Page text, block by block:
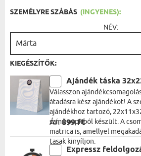
SZEMÉLYRE SZÁBÁS (INGYENES):
NÉV:
KIEGÉSZÍTŐK:
Ajándék táska
Válasszon
átadásra kész ajándékot! A
ajándékhoz tartozó,
színű papírból készült. A
matrica is, amellyel
tasak kinyíljon.
Ár:899 Ft
Expressz